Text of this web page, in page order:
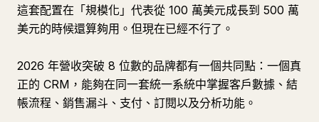
這套配置在「規模化」代表從 100 萬美元成長到 500 萬
美元的時候還算夠用。但現在已經不行了。
2026 年營收突破 8 位數的品牌都有一個共同點：一個真
正的 CRM，能夠在同一套統一系統中掌握客戶數據、結
帳流程、銷售漏斗、支付、訂閱以及分析功能。